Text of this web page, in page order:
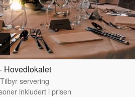
Hovedlokalet
Tilbyr servering
inkludert i prisen